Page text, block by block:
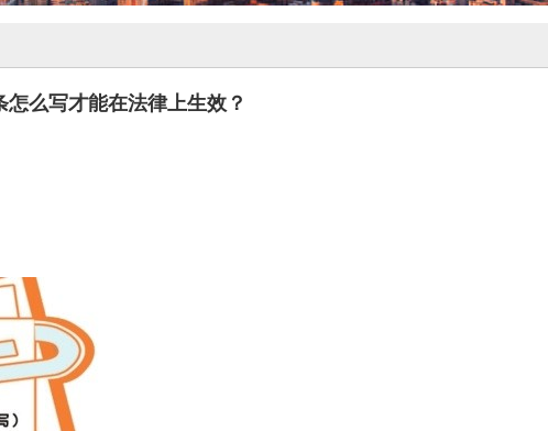
怎么写才能在法律上生效？